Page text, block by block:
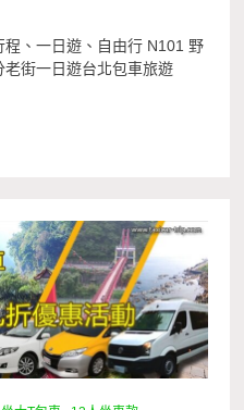
、一日遊、自由行 N101 野
街一日遊台北包車旅遊